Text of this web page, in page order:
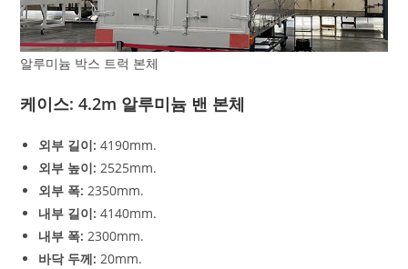
알루미늄 박스 트럭 본체
케이스: 4.2m 알루미늄 밴 본체
외부 길이: 4190mm.
외부 높이: 2525mm.
외부 폭: 2350mm.
내부 길이: 4140mm.
내부 폭: 2300mm.
바닥 두께: 20mm.